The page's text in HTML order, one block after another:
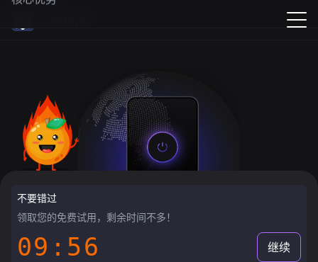
不要错过
领取您的免费试用，剩余时间不多！
09:55 继续